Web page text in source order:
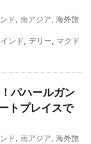
ド, 南アジア, 海外旅
ンド, デリー, マクド
パハールガン
トプレイスで
ド, 南アジア, 海外旅